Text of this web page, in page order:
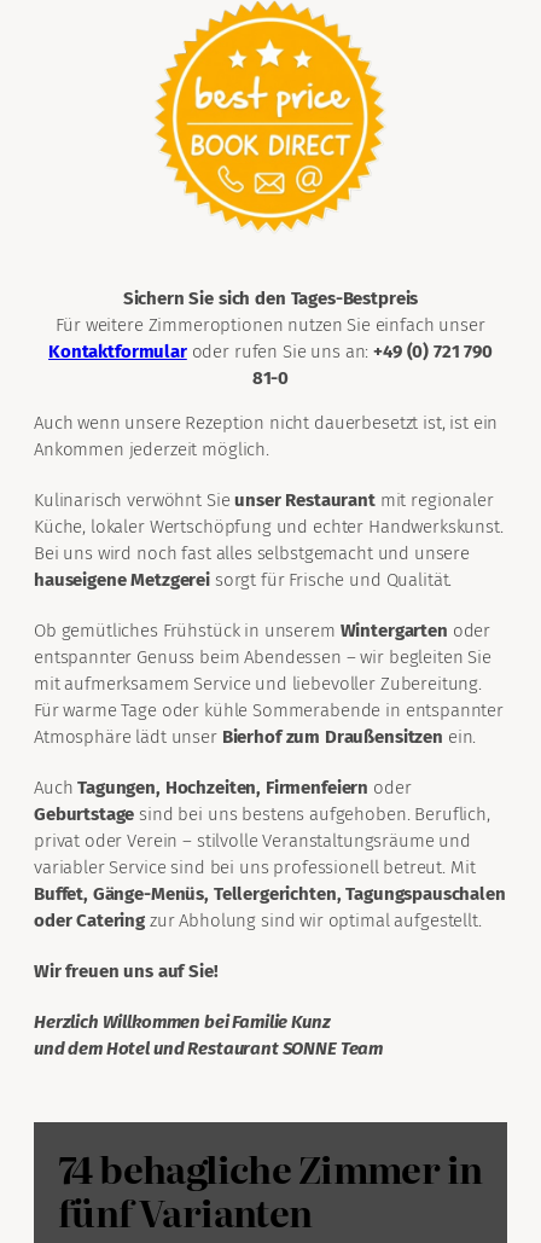
Sichern Sie sich den Tages-Bestpreis
Für weitere Zimmeroptionen nutzen Sie einfach unser
Kontaktformularoder rufen Sie uns an:+49 (0) 721 790
81-0
Auch wenn unsere Rezeption nicht dauerbesetzt ist, ist ein
Ankommen jederzeit möglich.
Kulinarisch verwöhnt Sieunser Restaurantmit regionaler
Küche, lokaler Wertschöpfung und echter Handwerkskunst.
Bei uns wird noch fast alles selbstgemacht und unsere
hauseigene Metzgerei sorgt für Frische und Qualität.
Ob gemütliches Frühstück in unserem Wintergarten oder
entspannter Genuss beim Abendessen – wir begleiten Sie
mit aufmerksamem Service und liebevoller Zubereitung.
Für warme Tage oder kühle Sommerabende in entspannter
Atmosphäre lädt unser Bierhof zum Draußensitzen ein.
AuchTagungen, Hochzeiten, Firmenfeiern oder
Geburtstage sind bei uns bestens aufgehoben. Beruflich,
privat oder Verein – stilvolle Veranstaltungsräume und
variabler Service sind bei uns professionell betreut. Mit
Buffet, Gänge-Menüs, Tellergerichten, Tagungspauschalen
oder Catering zur Abholung sind wir optimal aufgestellt.
Wir freuen uns auf Sie!
Herzlich Willkommen bei Familie Kunz
und dem Hotel und Restaurant SONNE Team
74 behagliche Zimmer in
fünf Varianten